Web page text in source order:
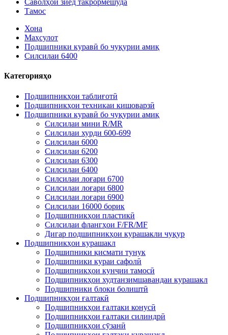
Саволҳои зиёд такрормешуда
Тамос
Хона
Маҳсулот
Подшипники куравӣ бо чуқурии амиқ
Силсилаи 6400
Категорияҳо
Подшипникҳои таблиғотӣ
Подшипникҳои техникаи кишоварзӣ
Подшипники куравӣ бо чуқурии амиқ
Силсилаи мини R/MR
Силсилаи хурди 600-699
Силсилаи 6000
Силсилаи 6200
Силсилаи 6300
Силсилаи 6400
Силсилаи лоғари 6700
Силсилаи лоғари 6800
Силсилаи лоғари 6900
Силсилаи 16000 борик
Подшипникҳои пластикӣ
Силсилаи флангҳои F/FR/MF
Дигар подшипникҳои курашакли чуқур
Подшипникҳои курашакл
Подшипники қисмати тунук
Подшипники кураи сафолӣ
Подшипникҳои кунҷии тамосӣ
Подшипникҳои худтанзимшавандаи курашакл
Подшипники блоки болиштӣ
Подшипникҳои ғалтакӣ
Подшипникҳои ғалтаки конусӣ
Подшипникҳои ғалтаки силиндрӣ
Подшипникҳои сӯзанӣ